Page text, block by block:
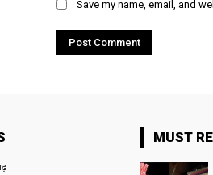
Save my name, email, and
MUST